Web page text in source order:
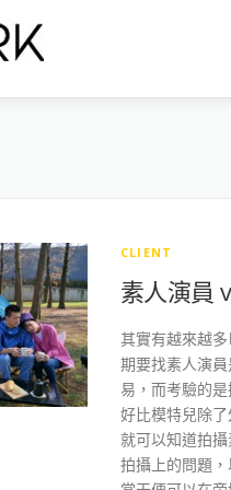
CLIENT
素人演員
其實有越來越
期要找素人演
易，而考驗的
好比模特兒除
就可以知道拍
拍攝上的問題